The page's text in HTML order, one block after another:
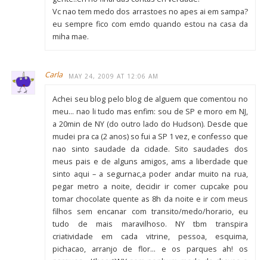
Vc nao tem medo dos arrastoes no apes ai em sampa?
eu sempre fico com emdo quando estou na casa da
miha mae.
Carla MAY 24, 2009 AT 12:06 AM
Achei seu blog pelo blog de alguem que comentou no
meu… nao li tudo mas enfim: sou de SP e moro em NJ,
a 20min de NY (do outro lado do Hudson). Desde que
mudei pra ca (2 anos) so fui a SP 1 vez, e confesso que
nao sinto saudade da cidade. Sito saudades dos
meus pais e de alguns amigos, ams a liberdade que
sinto aqui – a segurnac,a poder andar muito na rua,
pegar metro a noite, decidir ir comer cupcake pou
tomar chocolate quente as 8h da noite e ir com meus
filhos sem encanar com transito/medo/horario, eu
tudo de mais maravilhoso. NY tbm transpira
criatividade em cada vitrine, pessoa, esquima,
pichacao, arranjo de flor… e os parques ah! os